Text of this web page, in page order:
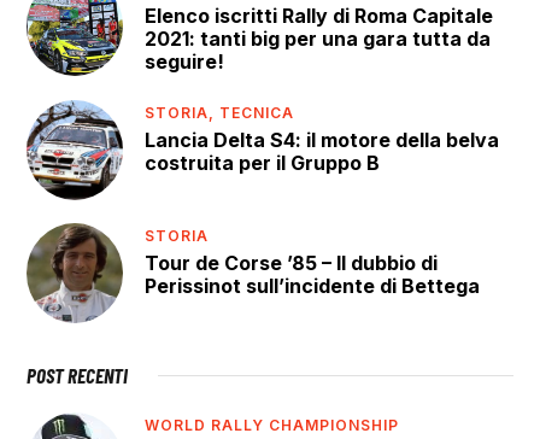
Elenco iscritti Rally di Roma Capitale
2021: tanti big per una gara tutta da
seguire!
STORIA, TECNICA
Lancia Delta S4: il motore della belva
costruita per il Gruppo B
STORIA
Tour de Corse ’85 – Il dubbio di
Perissinot sull’incidente di Bettega
POST RECENTI
WORLD RALLY CHAMPIONSHIP